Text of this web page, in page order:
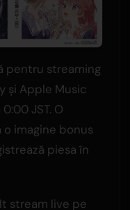
pentru streaming
și Apple Music
JST. O
imagine bonus
piesa în
stream live pe